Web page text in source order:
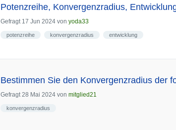
Potenzreihe, Konvergenzradius,
Gefragt 17 Jun 2024 von yoda33
potenzreihe konvergenzradius entwicklung
Bestimmen Sie den Konvergenzradius der
Gefragt 28 Mai 2024 von mitglied21
konvergenzradius